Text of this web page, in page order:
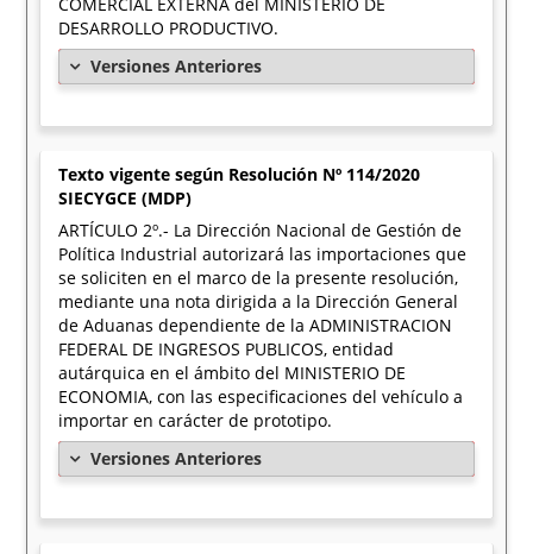
DESARROLLO PRODUCTIVO.
Versiones Anteriores
Texto vigente según Resolución Nº 114/2020
SIECYGCE (MDP)
ARTÍCULO 2º.- La Dirección Nacional de Gestión de
Política Industrial autorizará las importaciones que
se soliciten en el marco de la presente resolución,
mediante una nota dirigida a la Dirección General
de Aduanas dependiente de la ADMINISTRACION
FEDERAL DE INGRESOS PUBLICOS, entidad
autárquica en el ámbito del MINISTERIO DE
ECONOMIA, con las especificaciones del vehículo a
importar en carácter de prototipo.
Versiones Anteriores